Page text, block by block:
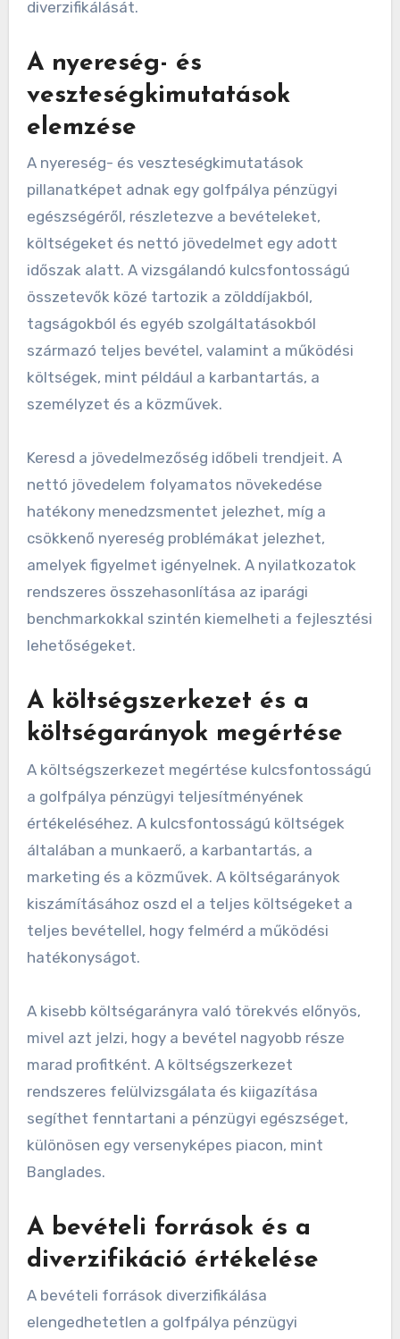
költségkezelésre és a bevételtermelésre kell
összpontosítani. A részletes értékelés magában
foglalja a pénzügyi kimutatások elemzését, a
költségek megértését és a bevételi források
diverzifikálását.
A nyereség- és
veszteségkimutatások
elemzése
A nyereség- és veszteségkimutatások
pillanatképet adnak egy golfpálya pénzügyi
egészségéről, részletezve a bevételeket,
költségeket és nettó jövedelmet egy adott
összetevők közé tartozik a zölddíjakból,
tagságokból és egyéb szolgáltatásokból
származó teljes bevétel, valamint a működési
költségek, mint például a karbantartás, a
személyzet és a közművek.
Keresd a jövedelmezőség időbeli trendjeit. A
nettó jövedelem folyamatos növekedése
csökkenő nyereség problémákat jelezhet,
amelyek figyelmet igényelnek. A nyilatkozatok
rendszeres összehasonlítása az iparági
benchmarkokkal szintén kiemelheti a fejlesztési
lehetőségeket.
A költségszerkezet és a
költségarányok megértése
A költségszerkezet megértése kulcsfontosságú
a golfpálya pénzügyi teljesítményének
általában a munkaerő, a karbantartás, a
marketing és a közművek. A költségarányok
kiszámításához oszd el a teljes költségeket a
teljes bevétellel, hogy felmérd a működési
hatékonyságot.
A kisebb költségarányra való törekvés előnyös,
marad profitként. A költségszerkezet
rendszeres felülvizsgálata és kiigazítása
segíthet fenntartani a pénzügyi egészséget,
különösen egy versenyképes piacon, mint
Banglades.